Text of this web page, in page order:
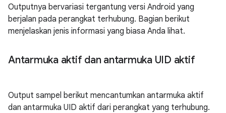
Outputnya bervariasi tergantung versi Android yang
berjalan pada perangkat terhubung. Bagian berikut
menjelaskan jenis informasi yang biasa Anda lihat.
Antarmuka aktif dan antarmuka UID aktif
Output sampel berikut mencantumkan antarmuka aktif
dan antarmuka UID aktif dari perangkat yang terhubung.